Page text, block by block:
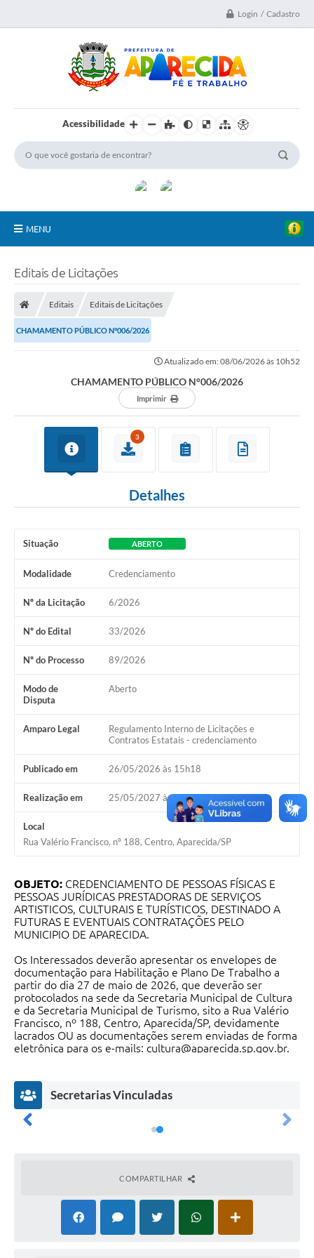
Login / Cadastro
Acessibilidade
MENU
Transparência
Turismo
Coronavírus
Serviços Online
A Prefeitura
Secretaria de Saúde (Relações ESF)
ISS Online (Gerar Senha de Acesso / Acesso ao Sistema)
Galeria de Fotos
Audiências Públicas
Cemitérios
Carta de Serviços
Arquivos para Download
Galeria de Vídeos
Projetos
Participe mais
Contas Públicas
Telefones Úteis
Jornal
Diário Oficial
Notícias
Contato
Editais de Licitações
Editais Editais de Licitações
CHAMAMENTO PÚBLICO N°006/2026
Atualizado em: 08/06/2026 às 10h52
CHAMAMENTO PÚBLICO N°006/2026
Imprimir
3
Detalhes
Situação ABERTO
Modalidade Credenciamento
Nº da Licitação 6/2026
Nº do Edital 33/2026
Nº do Processo 89/2026
Modo de
Disputa
Aberto
Amparo Legal
Regulamento Interno de Licitações e
Contratos Estatais - credenciamento
Publicado em 26/05/2026 às 15h18
Realização em 25/05/2027 às 17h00
Local
Rua Valério Francisco, nº 188, Centro, Aparecida/SP
OBJETO: CREDENCIAMENTO DE PESSOAS FÍSICAS E
PESSOAS JURÍDICAS PRESTADORAS DE SERVIÇOS
ARTISTICOS, CULTURAIS E TURÍSTICOS, DESTINADO A
FUTURAS E EVENTUAIS CONTRATAÇÕES PELO
MUNICIPIO DE APARECIDA.
Os Interessados deverão apresentar os envelopes de
documentação para Habilitação e Plano De Trabalho a
partir do dia 27 de maio de 2026, que deverão ser
protocolados na sede da Secretaria Municipal de Cultura
e da Secretaria Municipal de Turismo, sito a Rua Valério
Francisco, nº 188, Centro, Aparecida/SP, devidamente
lacrados OU as documentações serem enviadas de forma
eletrônica para os e-mails: cultura@aparecida.sp.gov.br.
Secretarias Vinculadas
COMPARTILHAR